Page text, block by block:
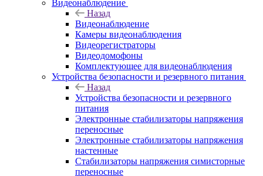
Видеонаблюдение
Назад
Видеонаблюдение
Камеры видеонаблюдения
Видеорегистраторы
Видеодомофоны
Комплектующее для видеонаблюдения
Устройства безопасности и резервного питания
Назад
Устройства безопасности и резервного
питания
Электронные стабилизаторы напряжения
переносные
Электронные стабилизаторы напряжения
настенные
Стабилизаторы напряжения симисторные
переносные